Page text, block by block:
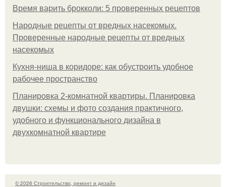
Время варить брокколи: 5 проверенных рецептов
Народные рецепты от вредных насекомых.
Проверенные народные рецепты от вредных
насекомых
Кухня-ниша в коридоре: как обустроить удобное
рабочее пространство
Планировка 2-комнатной квартиры. Планировка
двушки: схемы и фото создания практичного,
удобного и функционального дизайна в
двухкомнатной квартире
© 2026 Строительство, ремонт и дизайн